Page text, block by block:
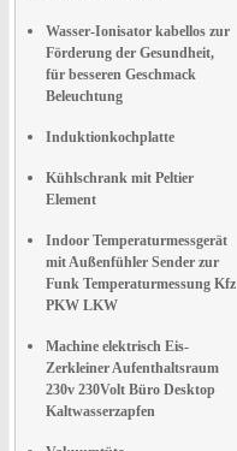
Wasser-Ionisator kabellos zur
Förderung der Gesundheit,
für besseren Geschmack
Beleuchtung
Induktionkochplatte
Kühlschrank mit Peltier
Element
Indoor Temperaturmessgerät
mit Außenfühler Sender zur
Funk Temperaturmessung Kfz
PKW LKW
Machine elektrisch Eis-
Zerkleiner Aufenthaltsraum
230v 230Volt Büro Desktop
Kaltwasserzapfen